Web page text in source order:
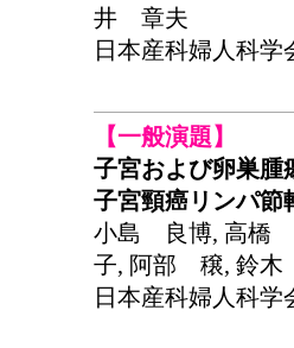
井 章夫
日本産科婦人科学
【一般演題】
子宮および卵巣腫
子宮頸癌リンパ節
小島 良博, 高橋
子, 阿部 穣, 鈴
日本産科婦人科学